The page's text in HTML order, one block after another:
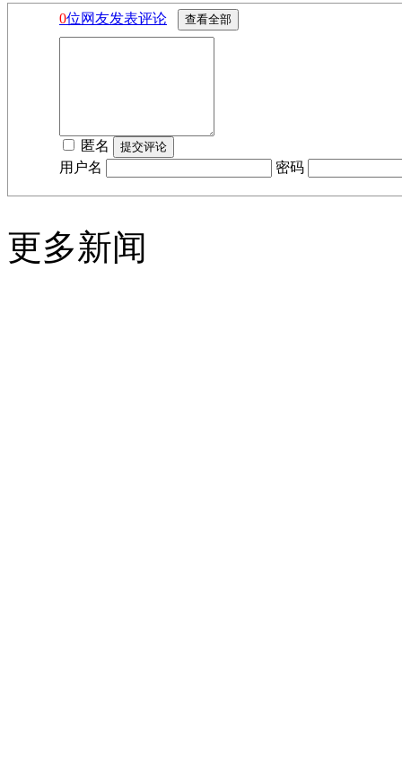
0位网友发表评论
匿名
用户名
密码
更多新闻